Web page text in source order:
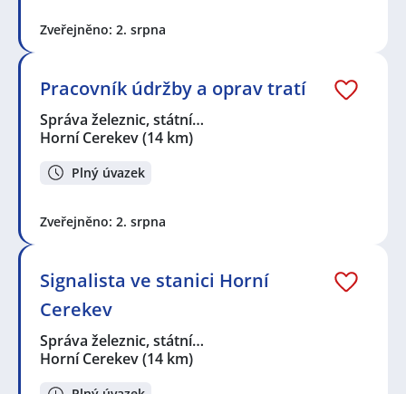
Zveřejněno: 2. srpna
Pracovník údržby a oprav tratí
Správa železnic, státní…
Horní Cerekev(14 km)
Plný úvazek
Zveřejněno: 2. srpna
Signalista ve stanici Horní
Cerekev
Správa železnic, státní…
Horní Cerekev(14 km)